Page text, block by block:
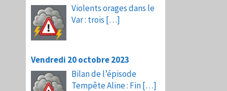
Violents orages dans le
Var : trois […]
Vendredi 20 octobre 2023
Bilan de l’épisode
Tempête Aline : Fin[…]